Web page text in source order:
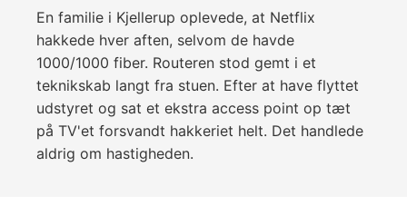
En familie i Kjellerup oplevede, at Netflix
hakkede hver aften, selvom de havde
1000/1000 fiber. Routeren stod gemt i et
teknikskab langt fra stuen. Efter at have flyttet
udstyret og sat et ekstra access point op tæt
på TV'et forsvandt hakkeriet helt. Det handlede
aldrig om hastigheden.